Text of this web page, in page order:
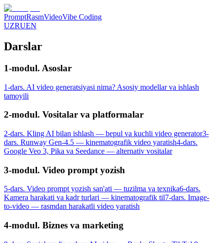
PromptRasmVideoVibe Coding
UZRUEN
Darslar
1-modul. Asoslar
1-dars. AI video generatsiyasi nima? Asosiy modellar va ishlash
tamoyili
2-modul. Vositalar va platformalar
2-dars. Kling AI bilan ishlash — bepul va kuchli video generator3-
dars. Runway Gen-4.5 — kinematografik video yaratish4-dars.
Google Veo 3, Pika va Seedance — alternativ vositalar
3-modul. Video prompt yozish
5-dars. Video prompt yozish san'ati — tuzilma va texnika6-dars.
Kamera harakati va kadr turlari — kinematografik til7-dars. Image-
to-video — rasmdan harakatli video yaratish
4-modul. Biznes va marketing